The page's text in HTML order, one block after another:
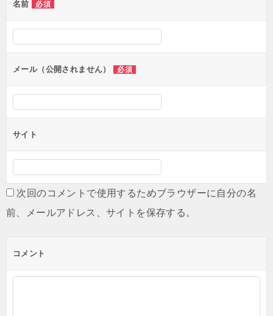
名前 必須
メール（公開されません） 必須
サイト
次回のコメントで使用するためブラウザーに自分の名
前、メールアドレス、サイトを保存する。
コメント